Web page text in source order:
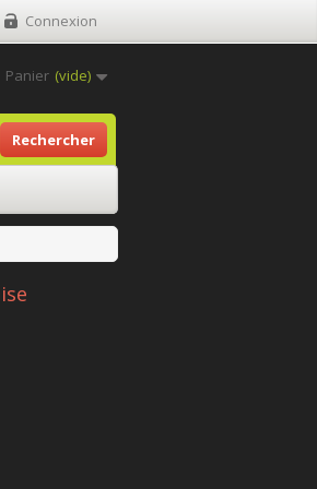
Connexion
Rechercher
Panier (vide)